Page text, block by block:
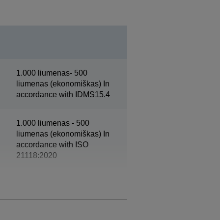
1.000 liumenas- 500
liumenas (ekonomiškas) In
accordance with IDMS15.4
1.000 liumenas - 500
liumenas (ekonomiškas) In
accordance with ISO
21118:2020